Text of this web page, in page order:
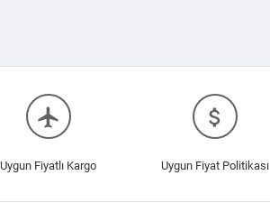
flight
Uygun Fiyatlı Kargo
attach_money
Uygun Fiyat Politikası